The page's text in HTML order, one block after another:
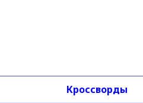
Кроссворды